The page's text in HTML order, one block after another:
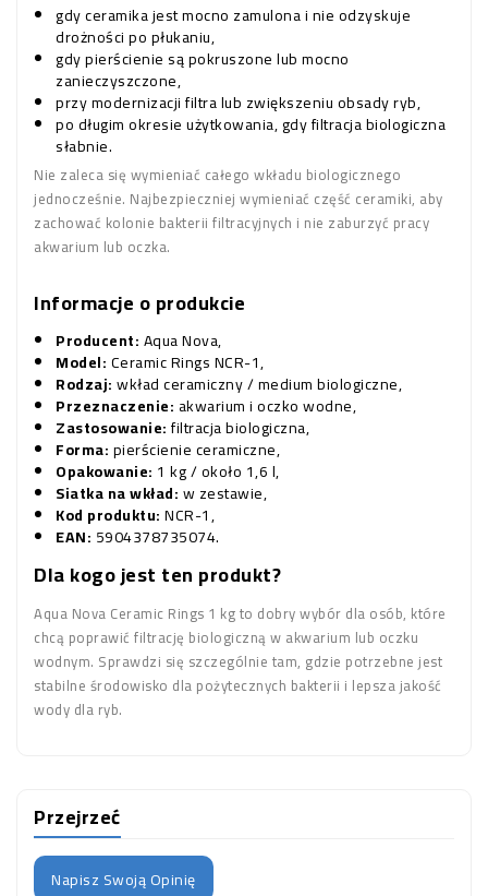
gdy ceramika jest mocno zamulona i nie odzyskuje
drożności po płukaniu,
gdy pierścienie są pokruszone lub mocno
zanieczyszczone,
przy modernizacji filtra lub zwiększeniu obsady ryb,
po długim okresie użytkowania, gdy filtracja biologiczna
słabnie.
Nie zaleca się wymieniać całego wkładu biologicznego
jednocześnie. Najbezpieczniej wymieniać część ceramiki, aby
zachować kolonie bakterii filtracyjnych i nie zaburzyć pracy
akwarium lub oczka.
Informacje o produkcie
Producent:Aqua Nova,
Model:Ceramic Rings NCR-1,
Rodzaj:wkład ceramiczny / medium biologiczne,
Przeznaczenie: akwarium i oczko wodne,
Zastosowanie:filtracja biologiczna,
Forma:pierścienie ceramiczne,
Opakowanie: 1 kg / około 1,6 l,
Siatka na wkład:w zestawie,
Kod produktu:NCR-1,
EAN: 5904378735074.
Dla kogo jest ten produkt?
Aqua Nova Ceramic Rings 1 kg to dobry wybór dla osób, które
chcą poprawić filtrację biologiczną w akwarium lub oczku
wodnym. Sprawdzi się szczególnie tam, gdzie potrzebne jest
stabilne środowisko dla pożytecznych bakterii i lepsza jakość
wody dla ryb.
Przejrzeć
Napisz Swoją Opinię